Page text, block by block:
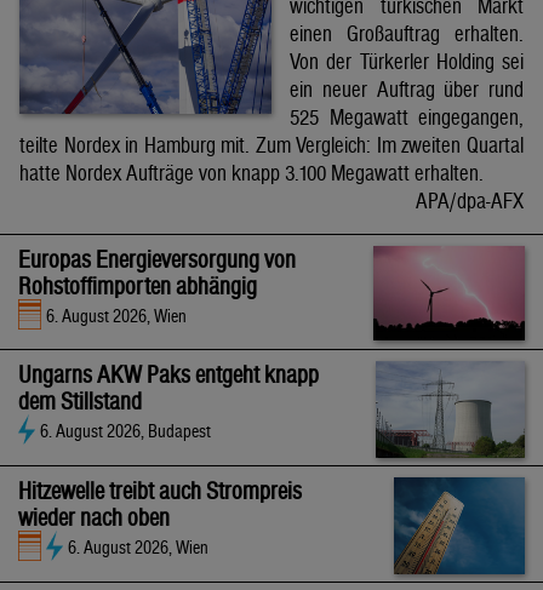
wichtigen türkischen Markt
einen Großauftrag erhalten.
Von der Türkerler Holding sei
ein neuer Auftrag über rund
525 Megawatt eingegangen,
teilte Nordex in Hamburg mit. Zum Vergleich: Im zweiten Quartal
hatte Nordex Aufträge von knapp 3.100 Megawatt erhalten.
APA/dpa-AFX
Europas Energieversorgung von
Rohstoffimporten abhängig
6. August 2026, Wien
Ungarns AKW Paks entgeht knapp
dem Stillstand
6. August 2026, Budapest
Hitzewelle treibt auch Strompreis
wieder nach oben
6. August 2026, Wien